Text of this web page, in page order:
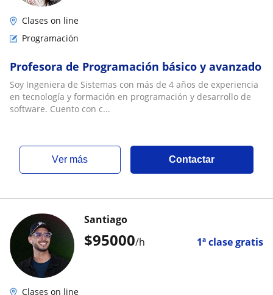
Clases on line
Programación
Profesora de Programación básico y avanzado
Soy Ingeniera de Sistemas con más de 4 años de experiencia
en tecnología y formación en programación y desarrollo de
software. Cuento con c...
ver más Contactar
$95000/h 1ª clase gratis
Santiago
Clases on line